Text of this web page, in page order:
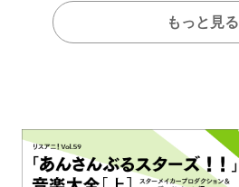
もっと見る